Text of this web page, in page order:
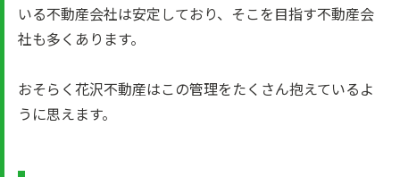
いる不動産会社は安定しており、そこを目指す不動産会
社も多くあります。
おそらく花沢不動産はこの管理をたくさん抱えているよ
うに思えます。